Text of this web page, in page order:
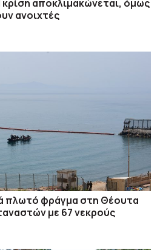
αποκλιμακώνεται, όμως
ανοιχτές
πλωτό φράγμα στη Θέουτα
με 67 νεκρούς